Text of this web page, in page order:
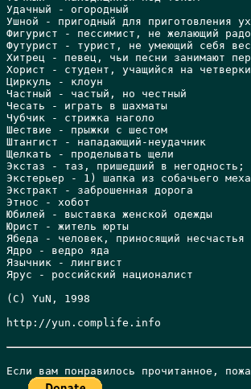
Удачный - огородный
Ушной - пригодный для приготовления
Фигурист - пессимист, не желающий
Футурист - турист, не умеющий себя
Хитрец - певец, чьи песни занимают
Хорист - студент, учащийся на четверки
Циркуль - клоун
Частный - частый, но честный
Чесать - играть в шахматы
Чубчик - стрижка наголо
Шествие - прыжки с шестом
Штангист - нападающий-неудачник
Щелкать - проделывать щели
Экстаз - таз, пришедший в
Экстерьер - 1) шапка из собачьего
Экстракт - заброшенная дорога
Этнос - хобот
Юбилей - выставка женской одежды
Юрист - житель юрты
Ябеда - человек, приносящий несчастья
Ядро - ведро яда
Язычник - лингвист
Ярус - российский националист
(C) YuN, 1998
http://yun.complife.info